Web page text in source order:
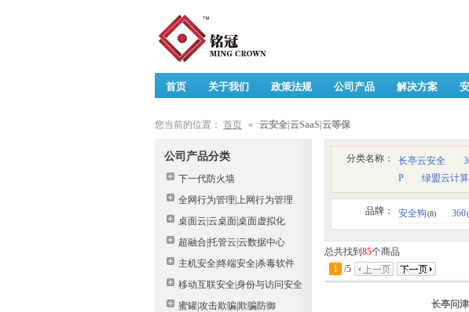
首页 关于我们 政策法规 公司产品 解决方案
您当前的位置： 首页 » 云安全|云SaaS|云等保
公司产品分类
下一代防火墙
全网行为管理|上网行为管理
桌面云|云桌面|桌面虚拟化
超融合|托管云|云数据中心
主机安全|终端安全|杀毒软件
移动互联安全|身份与访问安全
蜜罐|攻击欺骗|欺骗防御
分类名称： 长亭云安全
P
绿盟云计
品牌： 安全狗(8) 360
总共找到 85个商品
1 /5
长亭问